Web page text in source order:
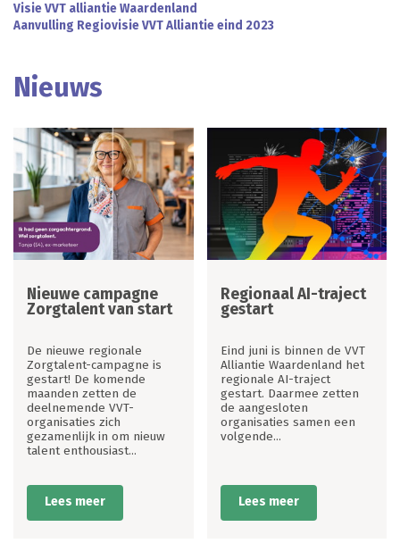
Visie VVT alliantie Waardenland
Aanvulling Regiovisie VVT Alliantie eind 2023
Nieuws
Nieuwe campagne
Zorgtalent van start
De nieuwe regionale
Zorgtalent-campagne is
gestart! De komende
maanden zetten de
deelnemende VVT-
organisaties zich
gezamenlijk in om nieuw
talent enthousiast...
Lees meer
Regionaal AI-traject
gestart
Eind juni is binnen de VVT
Alliantie Waardenland het
regionale AI-traject
gestart. Daarmee zetten
de aangesloten
organisaties samen een
volgende...
Lees meer